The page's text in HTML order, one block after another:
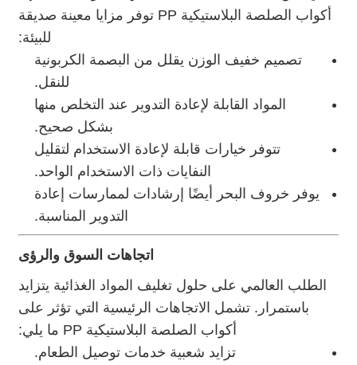
أكواب الصلصة البلاستيكية PP توفر مزايا معينة صديقة
للبيئة:
تصميم خفيف الوزن يقلل من البصمة الكربونية
للنقل.
المواد القابلة لإعادة التدوير عند التخلص منها
بشكل صحيح.
تتوفر خيارات قابلة لإعادة الاستخدام لتقليل
النفايات ذات الاستخدام الواحد.
يوفر خروف البحر أيضًا إرشادات لممارسات إعادة
التدوير المناسبة.
اتجاهات السوق والرؤى
الطلب العالمي على حلول تغليف المواد الغذائية يتزايد
باستمرار. تشمل الاتجاهات الرئيسية التي تؤثر على
أكواب الصلصة البلاستيكية PP ما يلي:
تزايد شعبية خدمات توصيل الطعام.